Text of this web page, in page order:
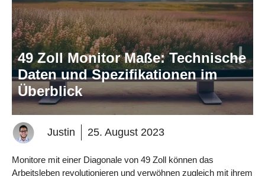
49 Zoll Monitor Maße: Technische
Daten und Spezifikationen im
Überblick
Justin 25. August 2023
Monitore mit einer Diagonale von 49 Zoll können das
Arbeitsleben revolutionieren und verwöhnen zugleich mit ihrem